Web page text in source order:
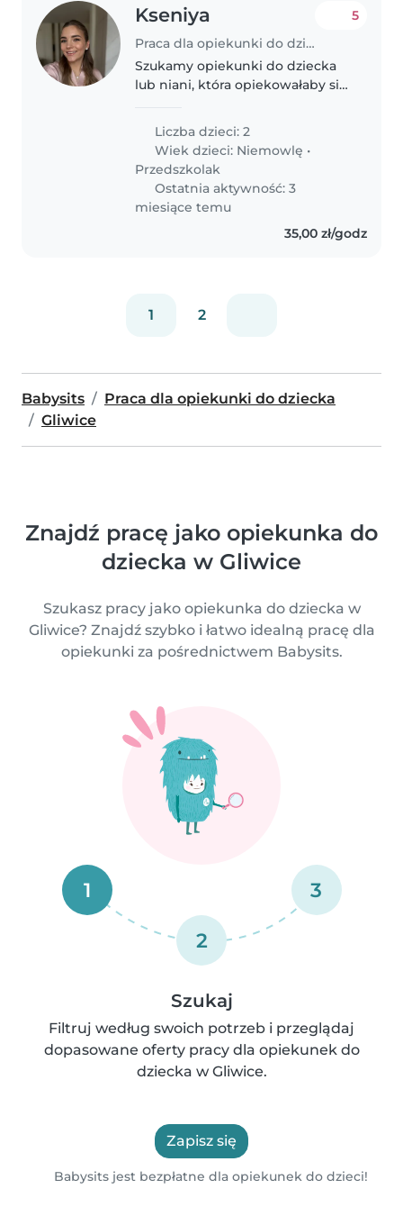
Kseniya
Praca dla opiekunki do dziecka w Gliwice
5
Szukamy opiekunki do dziecka
lub niani, która opiekowałaby się
malutkim niemowlęciem i
energicznym przedszkolakiem.
Nasze dzieci są przyjazne,
figlarne i pełne..
Liczba dzieci: 2
Wiek dzieci: Niemowlę •
Przedszkolak
Ostatnia aktywność: 3
miesiące temu
35,00 zł/godz
1 2
Babysits
Praca dla opiekunki do dziecka
Gliwice
Znajdź pracę jako opiekunka do
dziecka w Gliwice
Szukasz pracy jako opiekunka do dziecka w
Gliwice? Znajdź szybko i łatwo idealną pracę dla
opiekunki za pośrednictwem Babysits.
1
2
3
Szukaj
Filtruj według swoich potrzeb i przeglądaj
dopasowane oferty pracy dla opiekunek do
dziecka w Gliwice.
Zapisz się
Babysits jest bezpłatne dla opiekunek do dzieci!